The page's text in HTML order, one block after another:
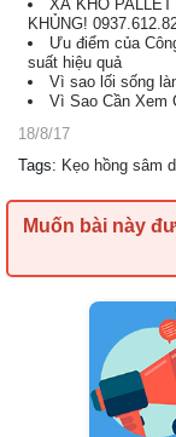
XẢ KHO
KHỦNG!
Ưu điểm của
suất hiệu quả
Vì sao lối sống
Vì Sao Cần Xem
18/8/17
Tags: Kẹo hồng sâm
Muốn bài này